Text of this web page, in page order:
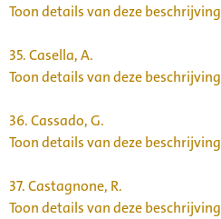
Toon details van deze beschrijving
35.Casella, A.
Toon details van deze beschrijving
36.Cassado, G.
Toon details van deze beschrijving
37.Castagnone, R.
Toon details van deze beschrijving